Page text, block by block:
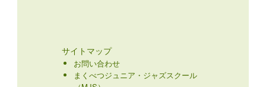
サイトマップ
お問い合わせ
まくべつジュニア・ジャズスクール